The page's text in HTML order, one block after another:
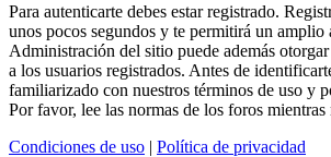
Para autenticarte debes estar registrado.
unos pocos segundos y te permitirá un amplio
Administración del sitio puede además
a los usuarios registrados. Antes de
familiarizado con nuestros términos de uso y
Por favor, lee las normas de los foros
Condiciones de uso | Política de privacidad